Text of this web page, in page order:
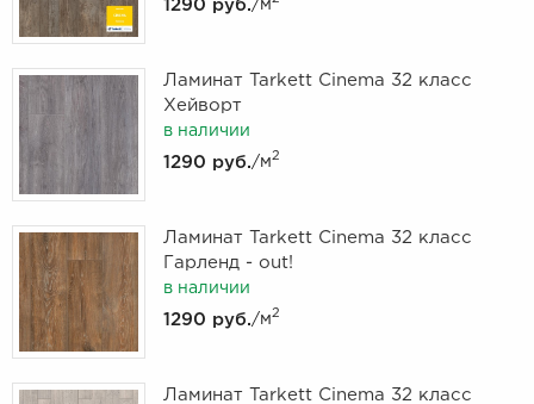
1290 руб. /м
Ламинат Tarkett Cinema 32 класс
Хейворт
в наличии
1290 руб. /м 2
Ламинат Tarkett Cinema 32 класс
Гарленд - out!
в наличии
1290 руб. /м 2
Ламинат Tarkett Cinema 32 класс